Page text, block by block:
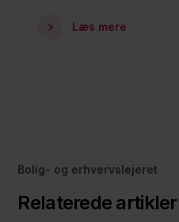
Læs mere
Bolig- og erhvervslejeret
Relaterede artikler